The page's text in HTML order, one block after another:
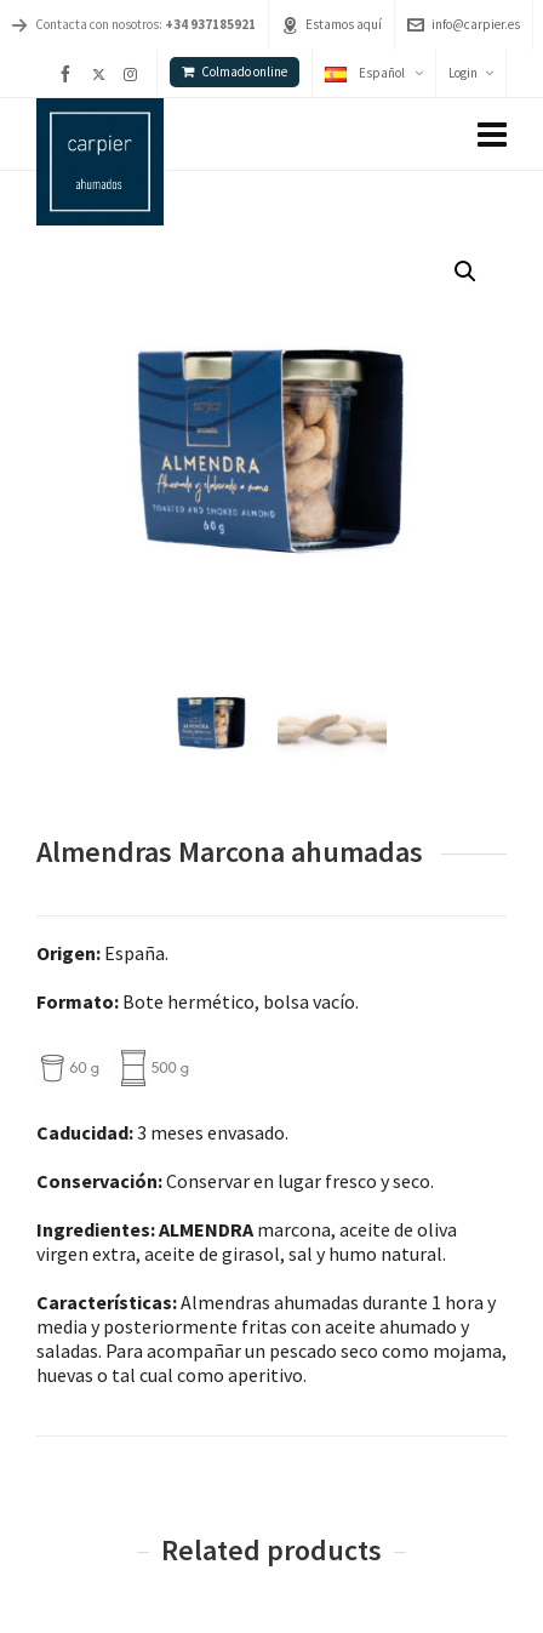
Contacta con nosotros: +34 937185921 Estamos aquí info@carpier.es
Colmado online Español Login
Almendras Marcona ahumadas
Origen: España.
Formato: Bote hermético, bolsa vacío.
Caducidad:3 meses envasado.
Conservación:Conservar en lugar fresco y seco.
Ingredientes:ALMENDRAmarcona, aceite de oliva
virgen extra, aceite de girasol, sal y humo natural.
Características:Almendras ahumadas durante 1 hora y
media y posteriormente fritas con aceite ahumado y
saladas. Para acompañar un pescado seco como mojama,
huevas o tal cual como aperitivo.
Related products